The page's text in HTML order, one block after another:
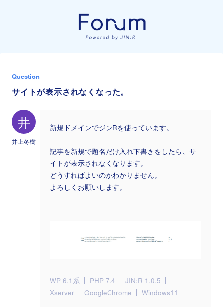
Question
サイトが表示されなくなった。
井
井上冬樹
新規ドメインでジンRを使っています。
記事を新規で題名だけ入れ下書きをしたら、サ
イトが表示されなくなります。
どうすればよいのかわかりません。
よろしくお願いします。
WP 6.1系 PHP 7.4
JIN:R 1.0.5
Xserver
GoogleChrome Windows11